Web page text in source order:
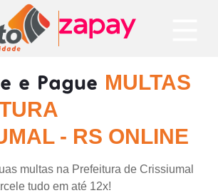
e Pague MULTAS
- RS ONLINE
multas na Prefeitura de Crissiumal
tudo em até 12x!